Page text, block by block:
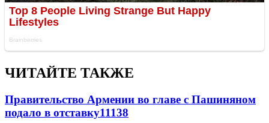
ЧИТАЙТЕ ТАКЖЕ
Правительство Армении во главе с Пашиняном
подало в отставку11138